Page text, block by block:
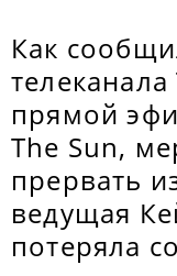
Как
прямой
The Sun,
прервать
ведущая
потеряла